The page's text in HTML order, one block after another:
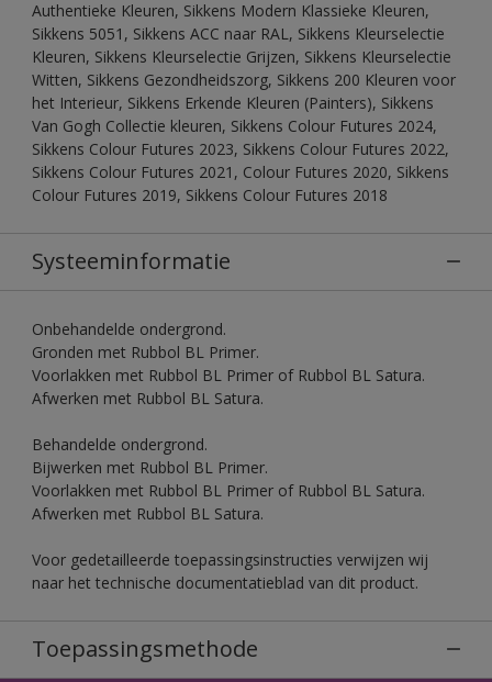
Authentieke Kleuren, Sikkens Modern Klassieke Kleuren,
Sikkens 5051, Sikkens ACC naar RAL, Sikkens Kleurselectie
Kleuren, Sikkens Kleurselectie Grijzen, Sikkens Kleurselectie
Witten, Sikkens Gezondheidszorg, Sikkens 200 Kleuren voor
het Interieur, Sikkens Erkende Kleuren (Painters), Sikkens
Van Gogh Collectie kleuren, Sikkens Colour Futures 2024,
Sikkens Colour Futures 2023, Sikkens Colour Futures 2022,
Sikkens Colour Futures 2021, Colour Futures 2020, Sikkens
Colour Futures 2019, Sikkens Colour Futures 2018
Systeeminformatie
Onbehandelde ondergrond.
Gronden met Rubbol BL Primer.
Voorlakken met Rubbol BL Primer of Rubbol BL Satura.
Afwerken met Rubbol BL Satura.
Behandelde ondergrond.
Bijwerken met Rubbol BL Primer.
Voorlakken met Rubbol BL Primer of Rubbol BL Satura.
Afwerken met Rubbol BL Satura.
Voor gedetailleerde toepassingsinstructies verwijzen wij
naar het technische documentatieblad van dit product.
Toepassingsmethode